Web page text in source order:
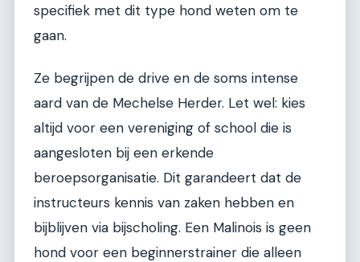
specifiek met dit type hond weten om te
gaan.
Ze begrijpen de drive en de soms intense
aard van de Mechelse Herder. Let wel: kies
altijd voor een vereniging of school die is
aangesloten bij een erkende
beroepsorganisatie. Dit garandeert dat de
instructeurs kennis van zaken hebben en
bijblijven via bijscholing. Een Malinois is geen
hond voor een beginnerstrainer die alleen